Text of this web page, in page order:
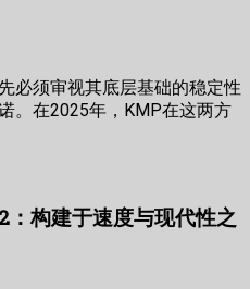
必须审视其底层基础的稳定性
。在2025年，KMP在这两方
构建于速度与现代性之